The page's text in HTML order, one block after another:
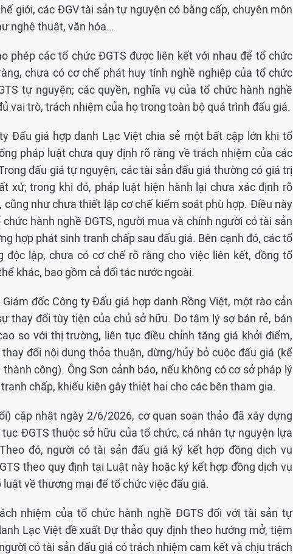
giới, các ĐGV tài sản tự nguyện có bằng cấp, chuyên môn
nghệ thuật, văn hóa…
phép các tổ chức ĐGTS được liên kết với nhau để tổ chức
chưa có cơ chế phát huy tính nghề nghiệp của tổ chức
tự nguyện; các quyền, nghĩa vụ của tổ chức hành nghề
vai trò, trách nhiệm của họ trong toàn bộ quá trình đấu giá.
Đấu giá hợp danh Lạc Việt chia sẻ một bất cập lớn khi tổ
pháp luật chưa quy định rõ ràng về trách nhiệm của các
đấu giá tự nguyện, các tài sản đấu giá thường có giá trị
xứ; trong khi đó, pháp luật hiện hành lại chưa xác định rõ
như chưa thiết lập cơ chế kiểm soát phù hợp. Điều này
hành nghề ĐGTS, người mua và chính người có tài sản
hợp phát sinh tranh chấp sau đấu giá. Bên cạnh đó, các tổ
độc lập, chưa có cơ chế rõ ràng cho việc liên kết, đồng tổ
khác, bao gồm cả đối tác nước ngoài.
đốc Công ty Đấu giá hợp danh Rồng Việt, một rào cản
thay đổi tùy tiện của chủ sở hữu. Do tâm lý sợ bán rẻ, bán
so với thị trường, liên tục điều chỉnh tăng giá khởi điểm,
đổi nội dung thỏa thuận, dừng/hủy bỏ cuộc đấu giá (kể
công). Ông Sơn cảnh báo, nếu không có cơ sở pháp lý
chấp, khiếu kiện gây thiệt hại cho các bên tham gia.
cập nhật ngày 2/6/2026, cơ quan soạn thảo đã xây dựng
ĐGTS thuộc sở hữu của tổ chức, cá nhân tự nguyện lựa
đó, người có tài sản đấu giá ký kết hợp đồng dịch vụ
theo quy định tại Luật này hoặc ký kết hợp đồng dịch vụ
về thương mại để tổ chức việc đấu giá.
nhiệm của tổ chức hành nghề ĐGTS đối với tài sản tự
Lạc Việt đề xuất Dự thảo quy định theo hướng mở, tiệm
có tài sản đấu giá có trách nhiệm cam kết và chịu trách